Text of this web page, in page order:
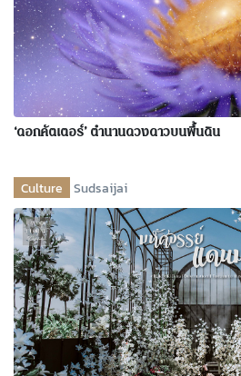
‘ดอกคัตเตอร์’ ตำนานดวงดาวบนพื้นดิน
Culture Sudsaijai